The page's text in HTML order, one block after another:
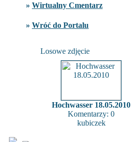
» Wirtualny Cmentarz
» Wróć do Portalu
Losowe zdjęcie
Hochwasser 18.05.2010
Komentarzy: 0
kubiczek